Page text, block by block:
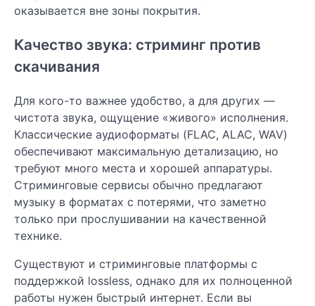
оказывается вне зоны покрытия.
Качество звука: стриминг против
скачивания
Для кого-то важнее удобство, а для других —
чистота звука, ощущение «живого» исполнения.
Классические аудиоформаты (FLAC, ALAC, WAV)
обеспечивают максимальную детализацию, но
требуют много места и хорошей аппаратуры.
Стриминговые сервисы обычно предлагают
музыку в форматах с потерями, что заметно
только при прослушивании на качественной
технике.
Существуют и стриминговые платформы с
поддержкой lossless, однако для их полноценной
работы нужен быстрый интернет. Если вы